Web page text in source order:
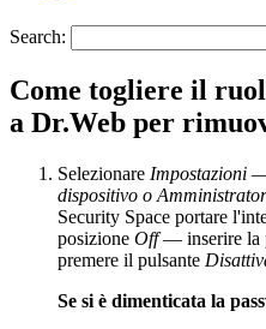
Search:
Come togliere il
a Dr.Web per
Selezionare Impostazioni
dispositivo o
Security Space portare
posizione Off— inserire la
premere il pulsante
Se si è dimenticata la